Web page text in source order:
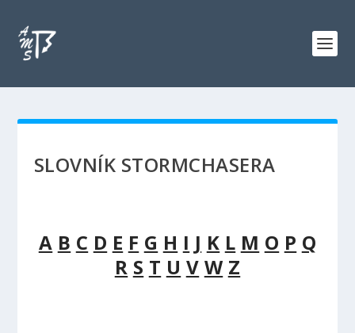
SLOVNÍK STORMCHASERA
A B C D E F G H I J K L M O P Q
R S T U V W Z